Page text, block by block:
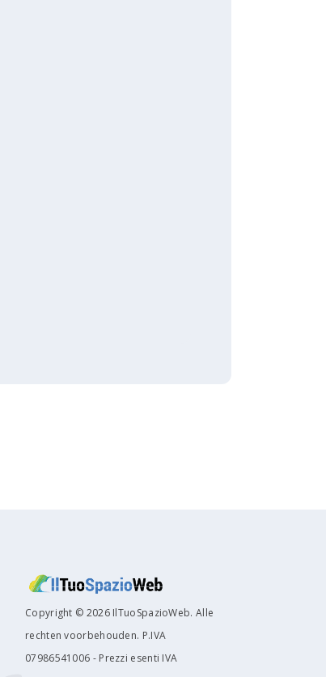
Copyright © 2026 IlTuoSpazioWeb. Alle
rechten voorbehouden. P.IVA
07986541006 - Prezzi esenti IVA